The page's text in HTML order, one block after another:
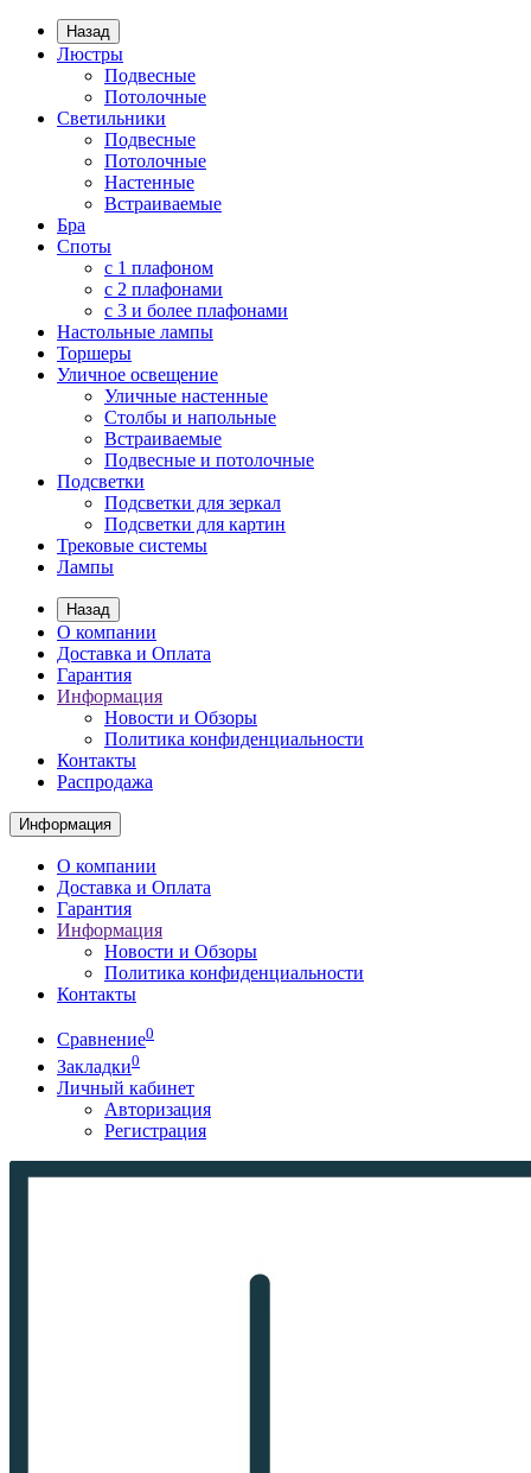
Назад
Люстры
Подвесные
Потолочные
Светильники
Подвесные
Потолочные
Настенные
Встраиваемые
Бра
Споты
с 1 плафоном
с 2 плафонами
с 3 и более плафонами
Настольные лампы
Торшеры
Уличное освещение
Уличные настенные
Столбы и напольные
Встраиваемые
Подвесные и потолочные
Подсветки
Подсветки для зеркал
Подсветки для картин
Трековые системы
Лампы
Назад
О компании
Доставка и Оплата
Гарантия
Информация
Новости и Обзоры
Политика конфиденциальности
Контакты
Распродажа
Информация
О компании
Доставка и Оплата
Гарантия
Информация
Новости и Обзоры
Политика конфиденциальности
Контакты
Сравнение0
Закладки0
Личный кабинет
Авторизация
Регистрация